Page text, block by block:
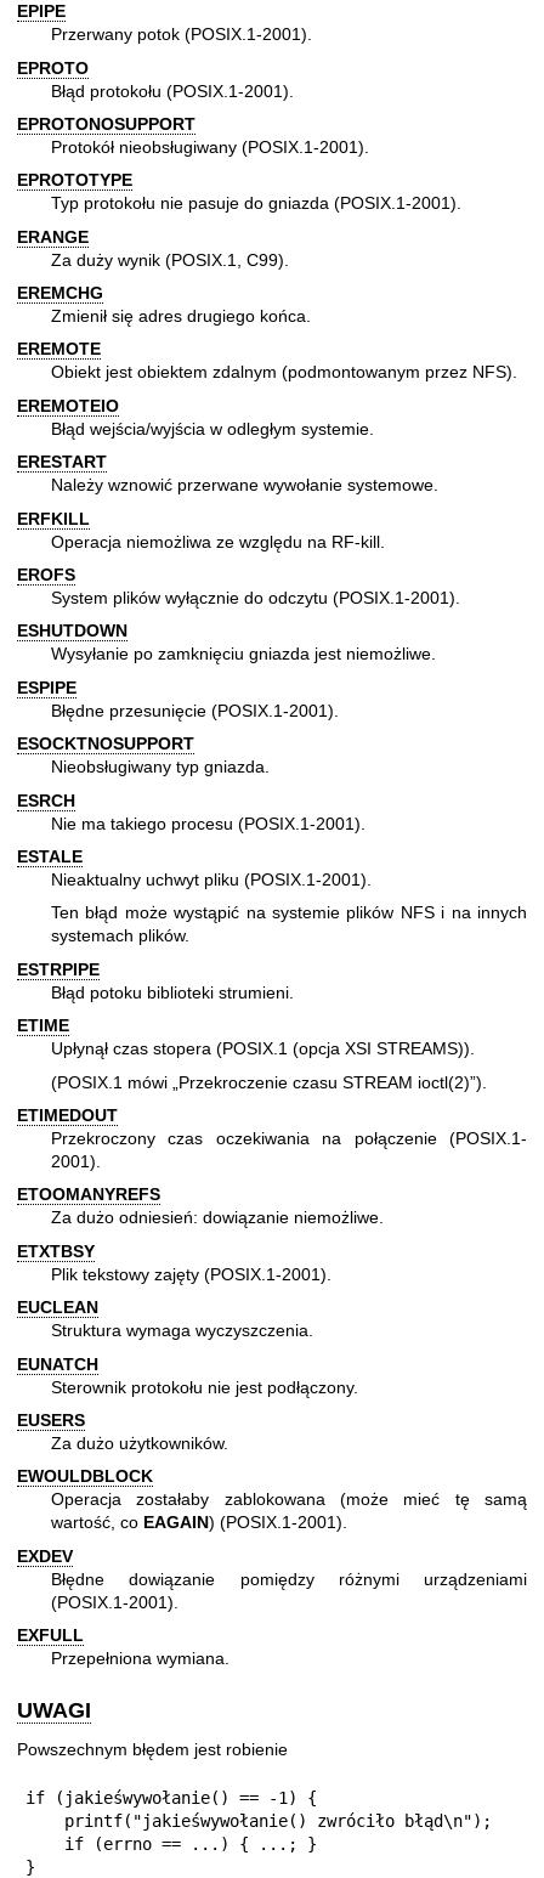
EPIPE
Przerwany potok (POSIX.1-2001).
EPROTO
Błąd protokołu (POSIX.1-2001).
EPROTONOSUPPORT
Protokół nieobsługiwany (POSIX.1-2001).
EPROTOTYPE
Typ protokołu nie pasuje do gniazda (POSIX.1-2001).
ERANGE
Za duży wynik (POSIX.1, C99).
EREMCHG
Zmienił się adres drugiego końca.
EREMOTE
Obiekt jest obiektem zdalnym (podmontowanym przez NFS).
EREMOTEIO
Błąd wejścia/wyjścia w odległym systemie.
ERESTART
Należy wznowić przerwane wywołanie systemowe.
ERFKILL
Operacja niemożliwa ze względu na RF-kill.
EROFS
System plików wyłącznie do odczytu (POSIX.1-2001).
ESHUTDOWN
Wysyłanie po zamknięciu gniazda jest niemożliwe.
ESPIPE
Błędne przesunięcie (POSIX.1-2001).
ESOCKTNOSUPPORT
Nieobsługiwany typ gniazda.
ESRCH
Nie ma takiego procesu (POSIX.1-2001).
ESTALE
Nieaktualny uchwyt pliku (POSIX.1-2001).
Ten błąd może wystąpić na systemie plików NFS i na innych
systemach plików.
ESTRPIPE
Błąd potoku biblioteki strumieni.
ETIME
Upłynął czas stopera (POSIX.1 (opcja XSI STREAMS)).
(POSIX.1 mówi „Przekroczenie czasu STREAM ioctl(2)”).
ETIMEDOUT
Przekroczony czas oczekiwania na połączenie (POSIX.1-
2001).
ETOOMANYREFS
Za dużo odniesień: dowiązanie niemożliwe.
ETXTBSY
Plik tekstowy zajęty (POSIX.1-2001).
EUCLEAN
Struktura wymaga wyczyszczenia.
EUNATCH
Sterownik protokołu nie jest podłączony.
EUSERS
Za dużo użytkowników.
EWOULDBLOCK
Operacja zostałaby zablokowana (może mieć tę samą
wartość, co EAGAIN) (POSIX.1-2001).
EXDEV
Błędne dowiązanie pomiędzy różnymi urządzeniami
(POSIX.1-2001).
EXFULL
Przepełniona wymiana.
UWAGI
Powszechnym błędem jest robienie
if (jakieśwywołanie() == -1) {
}